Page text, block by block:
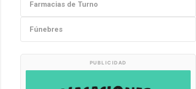
Farmacias de Turno
Fúnebres
PUBLICIDAD